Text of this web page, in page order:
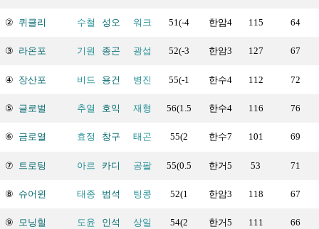
② 퀴클리 수철 성오 워크 51(-4 한암4 115 64
③ 라온포 기원 종곤 광섭 52(-3 한암3 127 67
④ 장산포 비드 용건 병진 55(-1 한수4 112 72
⑤ 글로벌 추열 호익 재형 56(1.5 한수4 116 76
⑥ 금로열 효정 창구 태곤 55(2 한수7 101 69
⑦ 트로팅 아르 카디 공팔 55(0.5 한거5 53 71
⑧ 슈어윈 태종 범석 팅콩 52(1 한암3 118 67
⑨ 모닝힐 도윤 인석 상일 54(2 한거5 111 66